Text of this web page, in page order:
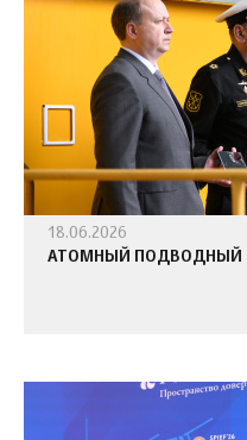
18.06.2026
АТОМНЫЙ ПОДВОДНЫЙ